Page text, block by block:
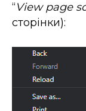
“View page
сторінки):